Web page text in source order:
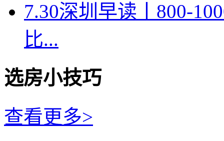
7.30深圳早读丨800-
比...
选房小技巧
查看更多>